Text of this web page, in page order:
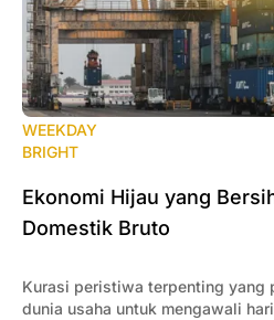
WEEKDAY
BRIGHT
Ekonomi Hijau yang
Domestik Bruto
Kurasi peristiwa terpenting yang
dunia usaha untuk mengawali